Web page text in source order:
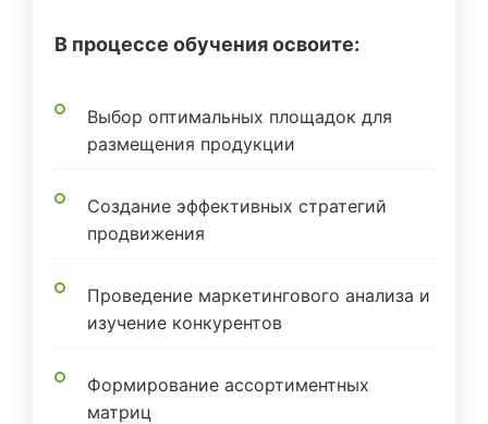
В процессе обучения освоите:
Выбор оптимальных площадок для
размещения продукции
Создание эффективных стратегий
продвижения
Проведение маркетингового анализа и
изучение конкурентов
Формирование ассортиментных
матриц